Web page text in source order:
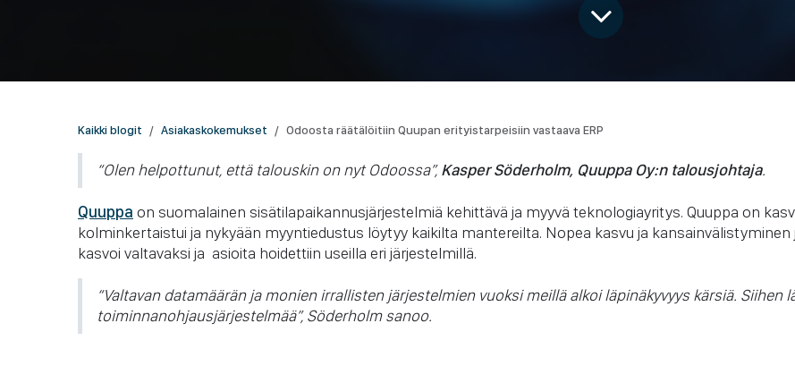
Kaikki blogit Asiakaskokemukset Odoosta räätälöitiin Quupan erityistarpeisiin vastaava ERP
“Olen helpottunut, että talouskin on nyt Odoossa”,Kasper Söderholm, Quuppa Oy:n talousjohtaja.
Quuppa on suomalainen sisätilapaikannusjärjestelmiä kehittävä ja myyvä teknologiayritys. Quuppa on
kolminkertaistui ja nykyään myyntiedustus löytyy kaikilta mantereilta. Nopea kasvu ja
kasvoi valtavaksi ja asioita hoidettiin useilla eri järjestelmillä.
“Valtavan datamäärän ja monien irrallisten järjestelmien vuoksi meillä alkoi läpinäkyvyys kärsiä. Siihen
toiminnanohjausjärjestelmää”, Söderholm sanoo.